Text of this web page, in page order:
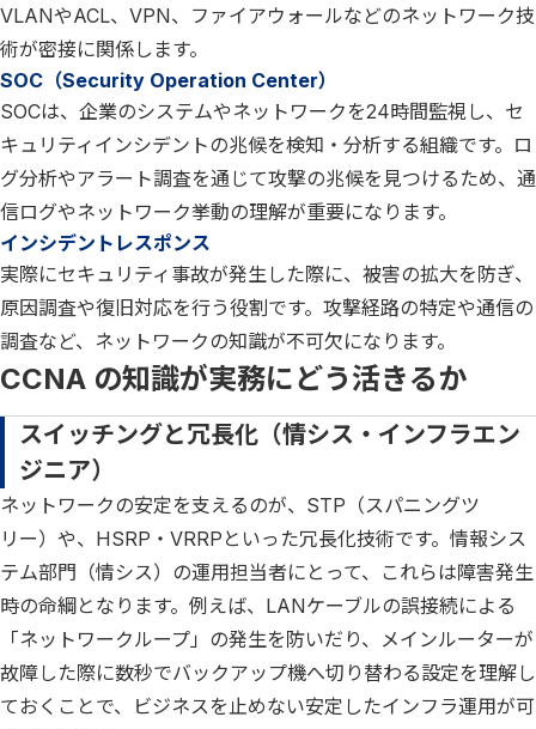
VLANやACL、VPN、ファイアウォールなどのネットワーク技
術が密接に関係します。
SOC（Security Operation Center）
SOCは、企業のシステムやネットワークを24時間監視し、セ
キュリティインシデントの兆候を検知・分析する組織です。ロ
グ分析やアラート調査を通じて攻撃の兆候を見つけるため、通
信ログやネットワーク挙動の理解が重要になります。
インシデントレスポンス
実際にセキュリティ事故が発生した際に、被害の拡大を防ぎ、
原因調査や復旧対応を行う役割です。攻撃経路の特定や通信の
調査など、ネットワークの知識が不可欠になります。
CCNA の知識が実務にどう活きるか
スイッチングと冗長化（情シス・インフラエン
ジニア）
ネットワークの安定を支えるのが、STP（スパニングツ
リー）や、HSRP・VRRPといった冗長化技術です。情報シス
テム部門（情シス）の運用担当者にとって、これらは障害発生
時の命綱となります。例えば、LANケーブルの誤接続による
「ネットワークループ」の発生を防いだり、メインルーターが
故障した際に数秒でバックアップ機へ切り替わる設定を理解し
ておくことで、ビジネスを止めない安定したインフラ運用が可